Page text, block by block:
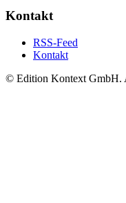
Kontakt
RSS-Feed
Kontakt
© Edition Kontext GmbH.